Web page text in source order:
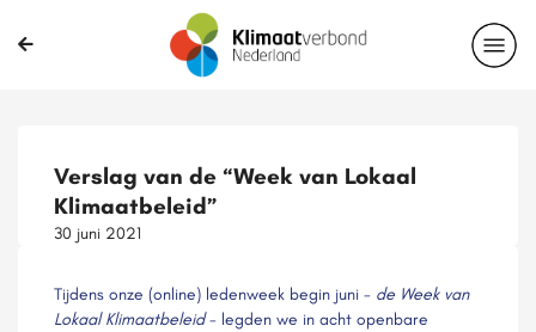
Verslag van de “Week van Lokaal
Klimaatbeleid”
30 juni 2021
Tijdens onze (online) ledenweek begin juni - de Week van
Lokaal Klimaatbeleid- legden we in acht openbare